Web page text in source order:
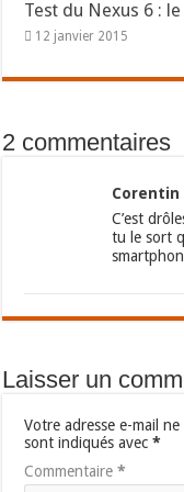
Test du Nexus 6 :
12 janvier 2015
2 commentaires
Corentin
C’est
tu le sort
Laisser un
Votre adresse e-mail
sont indiqués avec*
Commentaire*